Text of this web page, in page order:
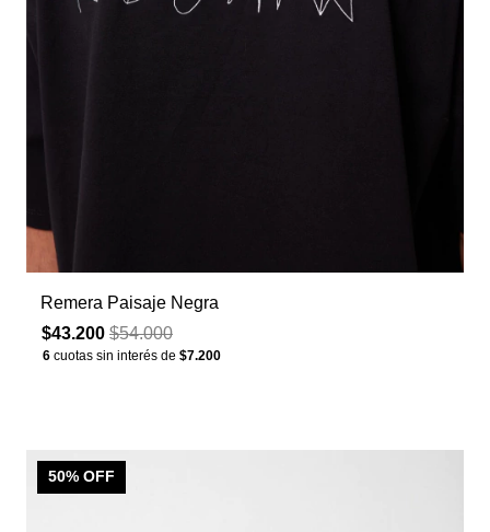
Remera Paisaje Negra
$43.200 $54.000
6 cuotas sin interés de $7.200
50% OFF